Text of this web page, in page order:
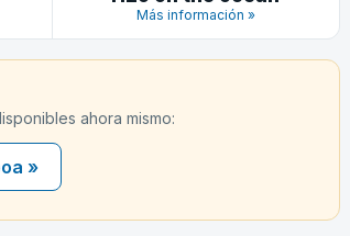
Más información »
ahora mismo:
»